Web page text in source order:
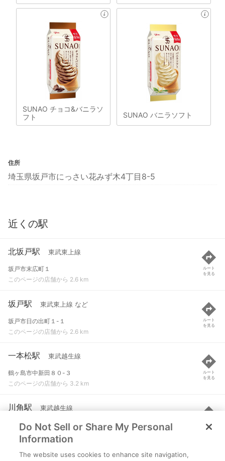
SUNAO チョコ&バニラソ
フト
SUNAO バニラソフト
住所
埼玉県坂戸市にっさい花みず木4丁目8-5
近くの駅
北坂戸駅 東武東上線
坂戸市末広町１
このページの店舗から 2.6 km
ルート
を見る
坂戸駅 東武東上線 など
坂戸市日の出町１-１
このページの店舗から 2.6 km
ルート
を見る
一本松駅 東武越生線
鶴ヶ島市中新田８０-３
このページの店舗から 3.2 km
ルート
を見る
川角駅 東武越生線
入間郡毛呂山町大字下川原２９３-４
このページの店舗から 4 km
ルート
を見る
Do Not Sell or Share My Personal
Information
The website uses cookies to enhance site navigation,